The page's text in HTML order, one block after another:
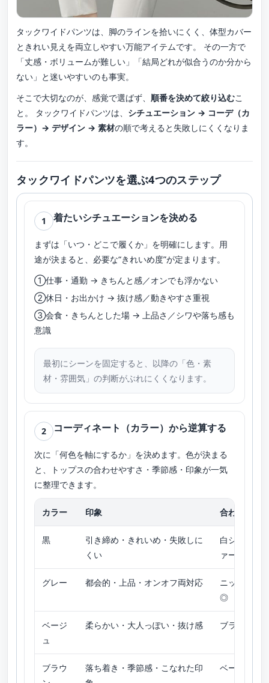
タックワイドパンツは、脚のラインを拾いにくく、体型カバー
ときれい見えを両立しやすい万能アイテムです。 その一方で
「丈感・ボリュームが難しい」「結局どれが似合うのか分から
ない」と迷いやすいのも事実。
そこで大切なのが、感覚で選ばず、 順番を決めて絞り込むこ
と。 タックワイドパンツは、 シチュエーション → コーデ（カ
ラー）→ デザイン → 素材の順で考えると失敗しにくくなりま
す。
タックワイドパンツを選ぶ4つのステップ
1 着たいシチュエーションを決める
まずは「いつ・どこで履くか」を明確にします。用
途が決まると、必要な“きれいめ度”が定まります。
①仕事・通勤 → きちんと感／オンでも浮かない
②休日・お出かけ → 抜け感／動きやすさ重視
③会食・きちんとした場 → 上品さ／シワや落ち感も
意識
最初にシーンを固定すると、以降の「色・素
材・雰囲気」の判断がぶれにくくなります。
2 コーディネート（カラー）から逆算する
次に「何色を軸にするか」を決めます。色が決まる
と、トップスの合わせやすさ・季節感・印象が一気
に整理できます。
カラー 印象 合わせやす
黒
引き締め・きれいめ・失敗しに
くい
白シャツ／
ァー
グレー 都会的・上品・オンオフ両対応
ニット／シ
◎
ベージ
ュ
柔らかい・大人っぽい・抜け感 ブラウス／
ブラウ
落ち着き・季節感・こなれた印
ベージュ系